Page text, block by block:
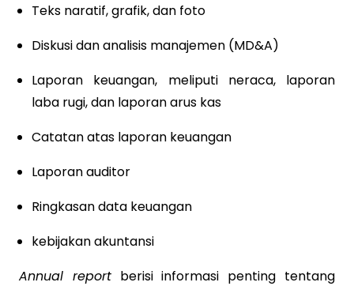
Teks naratif, grafik, dan foto
Diskusi dan analisis manajemen (MD&A)
Laporan keuangan, meliputi neraca, laporan
laba rugi, dan laporan arus kas
Catatan atas laporan keuangan
Laporan auditor
Ringkasan data keuangan
kebijakan akuntansi
Annual reportberisi informasi penting tentang